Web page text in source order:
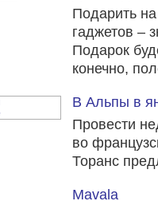
Подарить
гаджетов –
Подарок
конечно,
В Альпы в
Провести
во
Торанс
Mavala